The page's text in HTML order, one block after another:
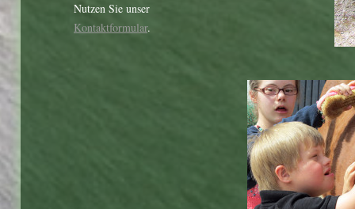
Nutzen Sie unser
Kontaktformular.